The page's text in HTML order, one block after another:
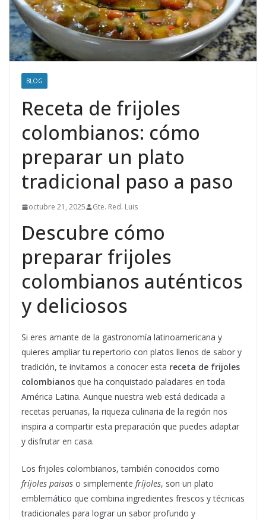
BLOG
Receta de frijoles
colombianos: cómo
preparar un plato
tradicional paso a paso
octubre 21, 2025 Gte. Red. Luis
Descubre cómo
preparar frijoles
colombianos auténticos
y deliciosos
Si eres amante de la gastronomía latinoamericana y
quieres ampliar tu repertorio con platos llenos de sabor y
tradición, te invitamos a conocer esta receta de frijoles
colombianos que ha conquistado paladares en toda
América Latina. Aunque nuestra web está dedicada a
recetas peruanas, la riqueza culinaria de la región nos
inspira a compartir esta preparación que puedes adaptar
y disfrutar en casa.
Los frijoles colombianos, también conocidos como
fríjoles paisas o simplemente fríjoles, son un plato
emblemático que combina ingredientes frescos y técnicas
tradicionales para lograr un sabor profundo y